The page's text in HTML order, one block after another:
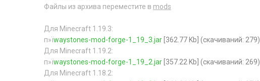
Файлы из архива переместите в mods
Для Minecraft 1.19.3:
п»їwaystones-mod-forge-1_19_3.jar [362.77 Kb] (cкачиваний: 279)
Для Minecraft 1.19.2:
п»їwaystones-mod-forge-1_19_2.jar [357.22 Kb] (cкачиваний: 269)
Для Minecraft 1.18.2: